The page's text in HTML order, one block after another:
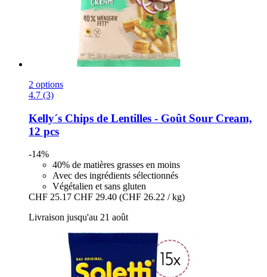
2 options
4.7 (3)
Kelly´s Chips de Lentilles -​ Goût Sour Cream,
12 pcs
-14%
40% de matières grasses en moins
Avec des ingrédients sélectionnés
Végétalien et sans gluten
CHF 25.17 CHF 29.40 (CHF 26.22 / kg)
Livraison jusqu'au 21 août